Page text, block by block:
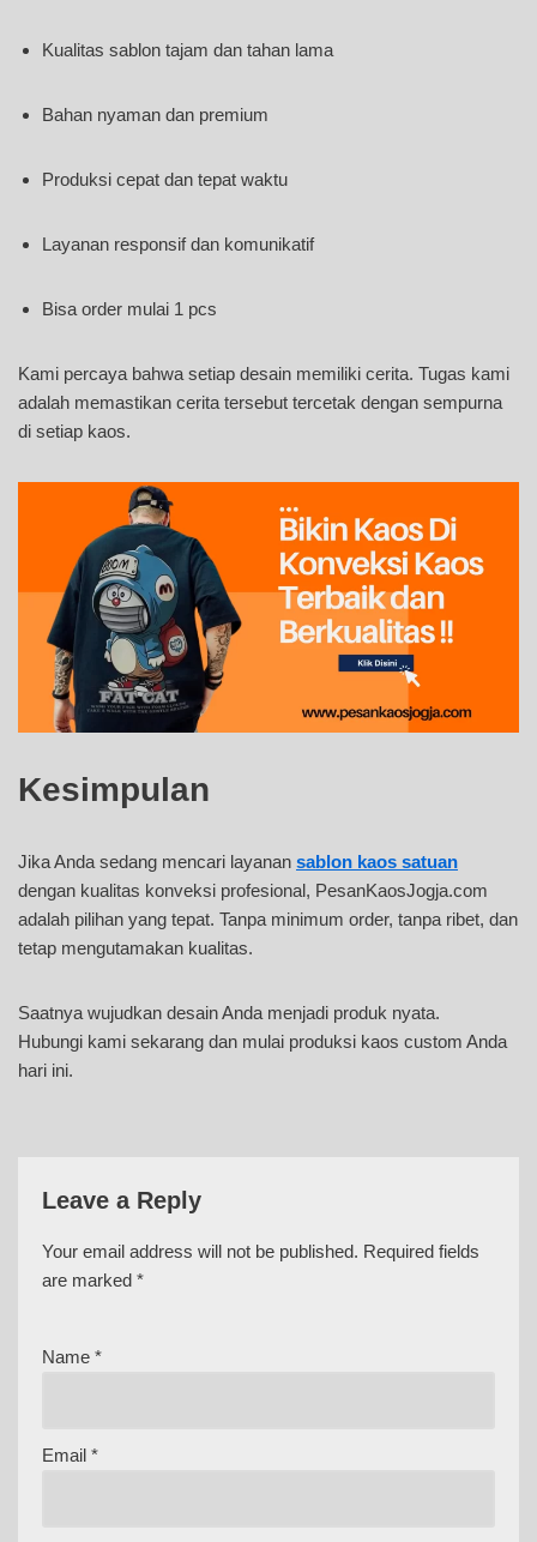
Kualitas sablon tajam dan tahan lama
Bahan nyaman dan premium
Produksi cepat dan tepat waktu
Layanan responsif dan komunikatif
Bisa order mulai 1 pcs
Kami percaya bahwa setiap desain memiliki cerita. Tugas kami
adalah memastikan cerita tersebut tercetak dengan sempurna
di setiap kaos.
Kesimpulan
Jika Anda sedang mencari layanan sablon kaos satuan
dengan kualitas konveksi profesional, PesanKaosJogja.com
adalah pilihan yang tepat. Tanpa minimum order, tanpa ribet, dan
tetap mengutamakan kualitas.
Saatnya wujudkan desain Anda menjadi produk nyata.
Hubungi kami sekarang dan mulai produksi kaos custom Anda
hari ini.
Leave a Reply
Your email address will not be published. Required fields
are marked *
Name *
Email *